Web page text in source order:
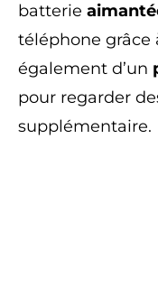
batterie
téléphone grâce
également d’un
pour regarder
supplémentaire.